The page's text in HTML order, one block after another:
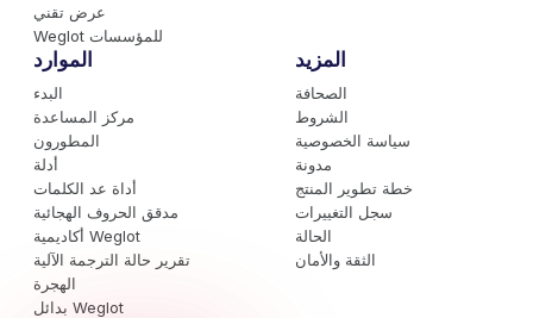
عرض تقني
Weglot للمؤسسات
الموارد
البدء
مركز المساعدة
المطورون
أدلة
أداة عد الكلمات
مدقق الحروف الهجائية
أكاديمية Weglot
تقرير حالة الترجمة الآلية
الهجرة
بدائل Weglot
المزيد
الصحافة
الشروط
سياسة الخصوصية
مدونة
خطة تطوير المنتج
سجل التغييرات
الحالة
الثقة والأمان